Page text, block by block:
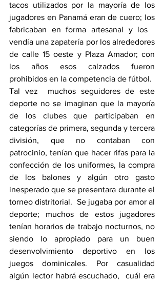
tacos utilizados por la mayoría de los
jugadores en Panamá eran de cuero; los
fabricaban en forma artesanal y los
vendía una zapatería por los alrededores
de calle 15 oeste y Plaza Amador; con
los años esos calzados fueron
prohibidos en la competencia de fútbol.
Tal vez  muchos seguidores de este
deporte no se imaginan que la mayoría
de los clubes que participaban en
categorías de primera, segunda y tercera
división, que no contaban con
patrocinio, tenían que hacer rifas para la
confección de los uniformes, la compra
de los balones y algún otro gasto
inesperado que se presentara durante el
torneo distritorial.  Se jugaba por amor al
deporte; muchos de estos jugadores
tenían horarios de trabajo nocturnos, no
siendo lo apropiado para un buen
desenvolvimiento deportivo en los
juegos dominicales. Por casualidad
algún lector habrá escuchado,  cuál era